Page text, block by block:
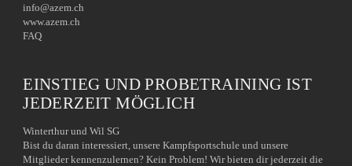
info@azem.ch
www.azem.ch
FAQ
EINSTIEG UND PROBETRAINING IST
JEDERZEIT MÖGLICH
Winterthur und Wil SG
Bist du daran interessiert, unsere Kampfsportschule und unsere
Mitglieder kennenzulernen? Kein Problem! Wir bieten dir jederzeit die